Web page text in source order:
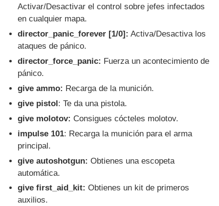
Activar/Desactivar el control sobre jefes infectados
en cualquier mapa.
director_panic_forever [1/0]: Activa/Desactiva los
ataques de pánico.
director_force_panic: Fuerza un acontecimiento de
pánico.
give ammo: Recarga de la munición.
give pistol: Te da una pistola.
give molotov: Consigues cócteles molotov.
impulse 101: Recarga la munición para el arma
principal.
give autoshotgun: Obtienes una escopeta
automática.
give first_aid_kit: Obtienes un kit de primeros
auxilios.